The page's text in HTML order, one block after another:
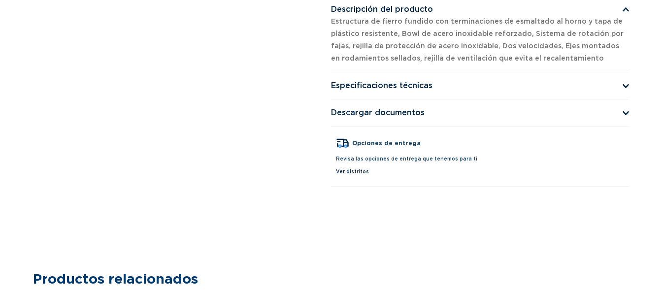
Descripción del producto
Estructura de fierro fundido con terminaciones de esmaltado al horno y tapa de
plástico resistente, Bowl de acero inoxidable reforzado, Sistema de rotación por
fajas, rejilla de protección de acero inoxidable, Dos velocidades, Ejes montados
en rodamientos sellados, rejilla de ventilación que evita el recalentamiento
Especificaciones técnicas
Descargar documentos
Opciones de entrega
Revisa las opciones de entrega que tenemos para ti
Ver distritos
Productos relacionados